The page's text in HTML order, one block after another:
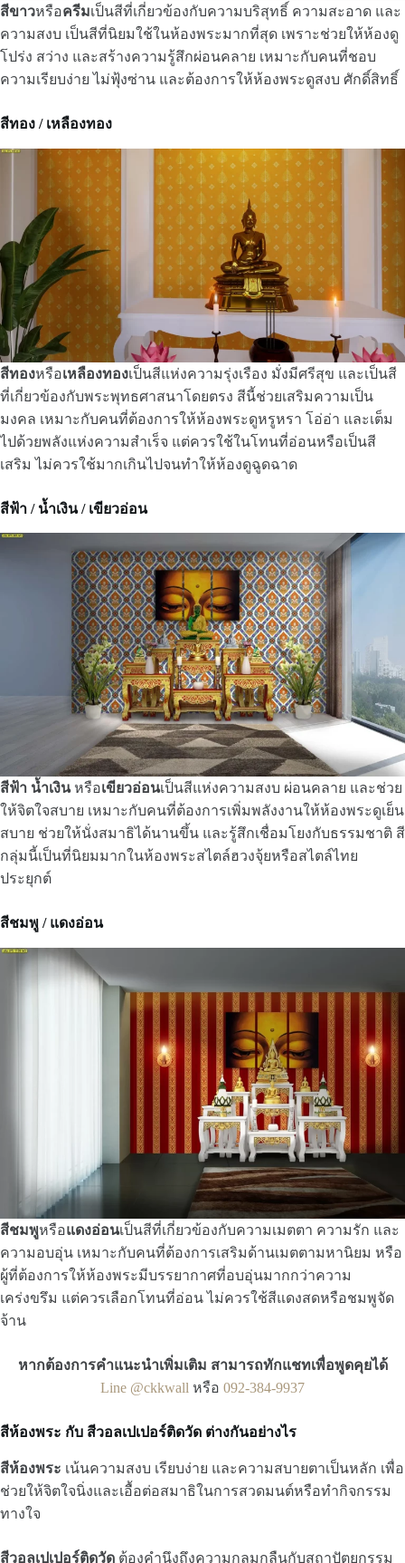
สีขาวหรือครีมเป็นสีที่เกี่ยวข้องกับความบริสุทธิ์ ความสะอาด และ
ความสงบ เป็นสีที่นิยมใช้ในห้องพระมากที่สุด เพราะช่วยให้ห้องดู
โปร่ง สว่าง และสร้างความรู้สึกผ่อนคลาย เหมาะกับคนที่ชอบ
ความเรียบง่าย ไม่ฟุ้งซ่าน และต้องการให้ห้องพระดูสงบ ศักดิ์สิทธิ์
สีทอง / เหลืองทอง
สีทองหรือเหลืองทองเป็นสีแห่งความรุ่งเรือง มั่งมีศรีสุข และเป็นสี
ที่เกี่ยวข้องกับพระพุทธศาสนาโดยตรง สีนี้ช่วยเสริมความเป็น
มงคล เหมาะกับคนที่ต้องการให้ห้องพระดูหรูหรา โอ่อ่า และเต็ม
ไปด้วยพลังแห่งความสำเร็จ แต่ควรใช้ในโทนที่อ่อนหรือเป็นสี
เสริม ไม่ควรใช้มากเกินไปจนทำให้ห้องดูฉูดฉาด
สีฟ้า / น้ำเงิน / เขียวอ่อน
สีฟ้า น้ำเงินหรือเขียวอ่อนเป็นสีแห่งความสงบ ผ่อนคลาย และช่วย
ให้จิตใจสบาย เหมาะกับคนที่ต้องการเพิ่มพลังงานให้ห้องพระดูเย็น
สบาย ช่วยให้นั่งสมาธิได้นานขึ้น และรู้สึกเชื่อมโยงกับธรรมชาติ สี
กลุ่มนี้เป็นที่นิยมมากในห้องพระสไตล์ฮวงจุ้ยหรือสไตล์ไทย
ประยุกต์
สีชมพู / แดงอ่อน
สีชมพูหรือแดงอ่อนเป็นสีที่เกี่ยวข้องกับความเมตตา ความรัก และ
ความอบอุ่น เหมาะกับคนที่ต้องการเสริมด้านเมตตามหานิยม หรือ
ผู้ที่ต้องการให้ห้องพระมีบรรยากาศที่อบอุ่นมากกว่าความ
เคร่งขรึม แต่ควรเลือกโทนที่อ่อน ไม่ควรใช้สีแดงสดหรือชมพูจัด
จ้าน
หากต้องการคำแนะนำเพิ่มเติม สามารถทักแชทเพื่อพูดคุยได้
Line @ckkwall หรือ 092-384-9937
สีห้องพระ กับ สีวอลเปเปอร์ติดวัด ต่างกันอย่างไร
สีห้องพระ เน้นความสงบ เรียบง่าย และความสบายตาเป็นหลัก เพื่อ
ช่วยให้จิตใจนิ่งและเอื้อต่อสมาธิในการสวดมนต์หรือทำกิจกรรม
ทางใจ
สีวอลเปเปอร์ติดวัด ต้องคำนึงถึงความกลมกลืนกับสถาปัตยกรรม